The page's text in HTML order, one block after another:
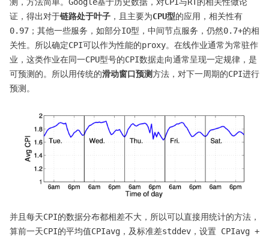
测，方法简单。Google基于历史数据，对CPI与RT的相关性做论
证，得出对于链路处于叶子 ，且主要为CPU型的应用，相关性有
0.97；其他一些服务，如部分IO型，中间节点服务，仍然0.7+的相
关性。所以确定CPI可以作为性能的proxy。在线作业通常为常驻作
业，这类作业在同一CPU型号的CPI数据走向通常呈现一定规律，是
可预测的。所以用传统的滑动窗口预测方法，对下一周期的CPI进行
预测。
并且每天CPI的数据分布都相差不大，所以可以直接用统计的方法，
算前一天CPI的平均值CPIavg，及标准差stddev，设置 CPIavg +